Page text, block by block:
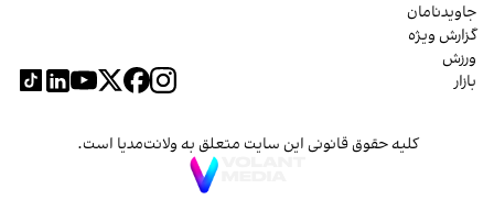
جاویدنامان
گزارش ویژه
ورزش
بازار
کلیه حقوق قانونی این سایت متعلق به ولانت‌مدیا است.